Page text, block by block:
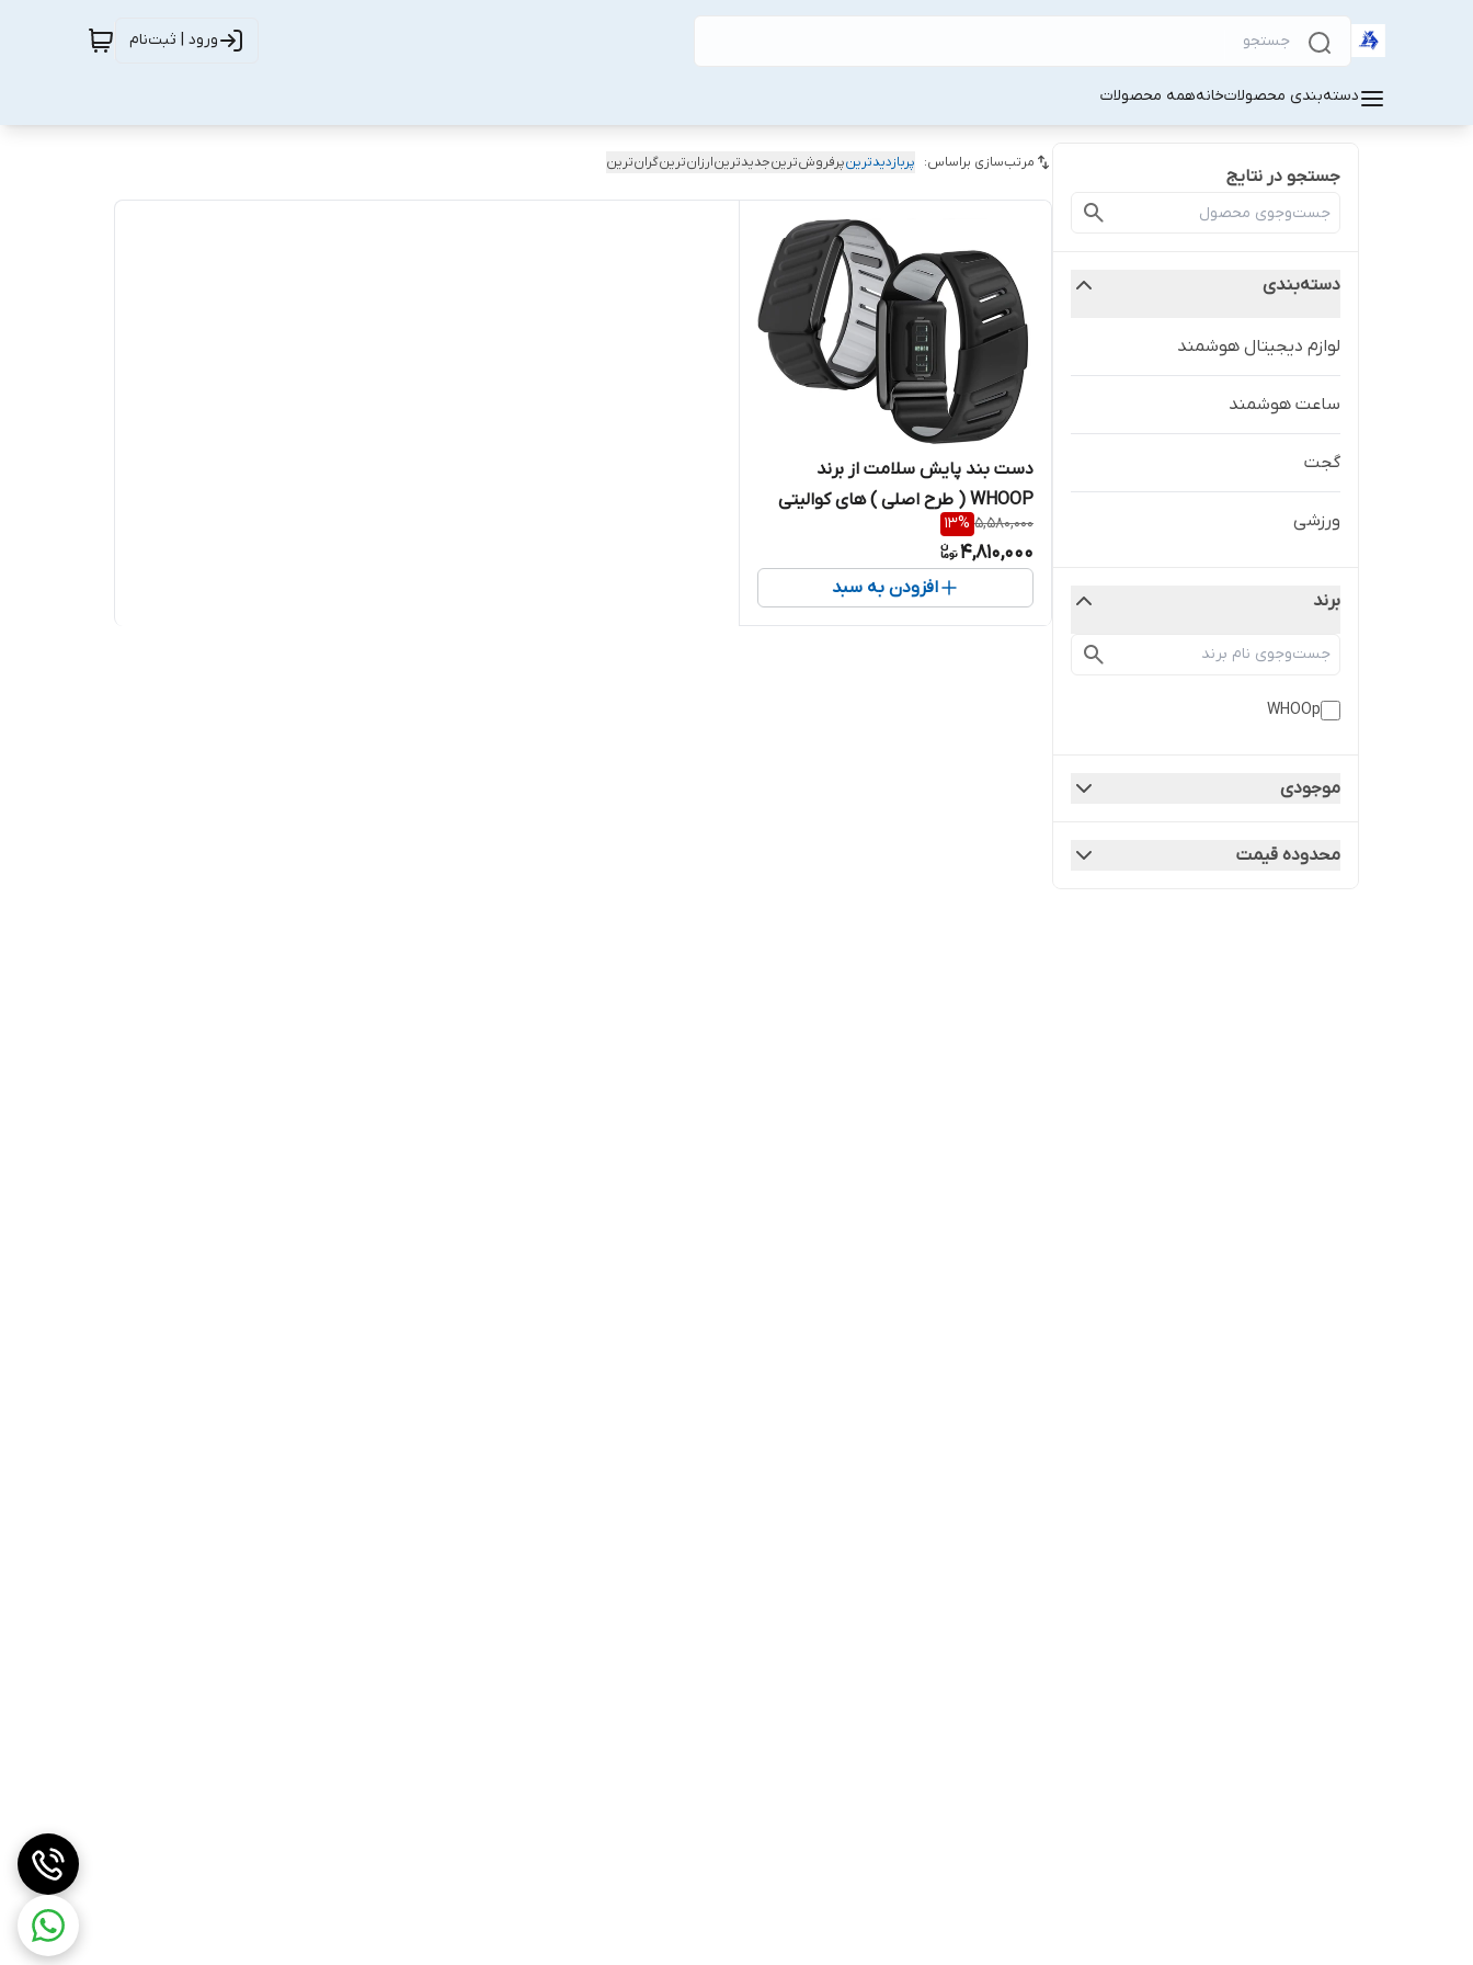
ورود | ثبت‌نام
دسته‌بندی محصولاتخانههمه محصولات
جستجو در نتایج
دسته‌بندی
لوازم دیجیتال هوشمند
ساعت هوشمند
گجت
ورزشی
برند
WHOOp
موجودی
محدوده قیمت
مرتب‌سازی براساس: پربازدیدترینپرفروش‌ترینجدیدترینارزان‌ترینگران‌ترین
دست بند پایش سلامت از برند
WHOOP ( طرح اصلی ) های کوالیتی
5,580,000
13%
4,810,000
افزودن به سبد